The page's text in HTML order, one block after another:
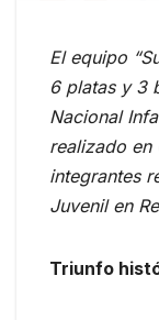
El equipo
6 platas y 3
Nacional
realizado en
integrantes
Juvenil en
Triunfo